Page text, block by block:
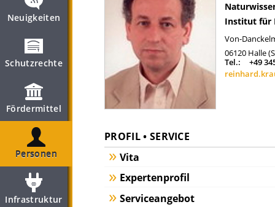
Neuigkeiten
Schutzrechte
Fördermittel
Personen
Infrastruktur
Institut für
Von-
06120 Halle
Tel.:
+49
PROFIL • SERVICE
Vita
Expertenprofil
Serviceangebot